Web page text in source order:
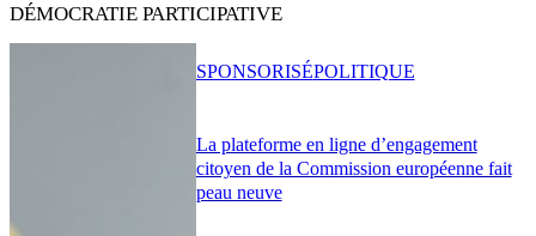
DÉMOCRATIE PARTICIPATIVE
La plateforme en ligne d’engagement
citoyen de la Commission européenne fait
peau neuve
SPONSORISÉPOLITIQUE